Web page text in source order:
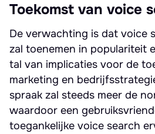
Toekomst van voice
De verwachting is dat voice
zal toenemen in populariteit
tal van implicaties voor de
marketing en
spraak zal steeds meer de
waardoor een
toegankelijke voice search